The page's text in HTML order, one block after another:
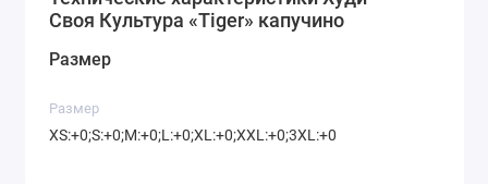
Своя Культура «Tiger» капучино
Размер
Размер
XS:+0;S:+0;M:+0;L:+0;XL:+0;XXL:+0;3XL:+0